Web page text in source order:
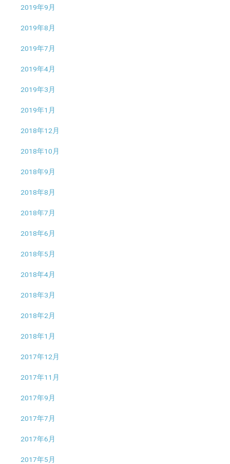
2019年9月
2019年8月
2019年7月
2019年4月
2019年3月
2019年1月
2018年12月
2018年10月
2018年9月
2018年8月
2018年7月
2018年6月
2018年5月
2018年4月
2018年3月
2018年2月
2018年1月
2017年12月
2017年11月
2017年9月
2017年7月
2017年6月
2017年5月